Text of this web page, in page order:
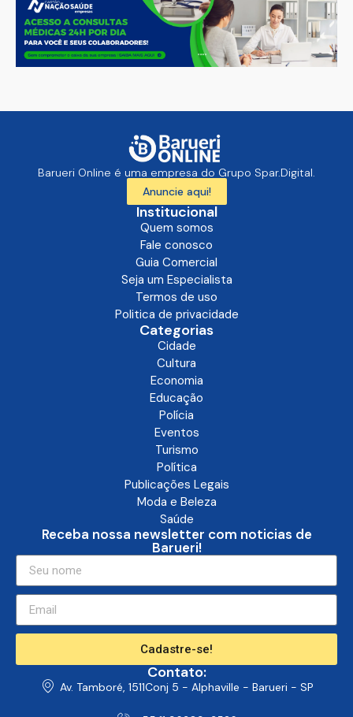
Barueri Online é uma empresa do Grupo Spar.Digital.
Anuncie aqui!
Institucional
Quem somos
Fale conosco
Guia Comercial
Seja um Especialista
Termos de uso
Politica de privacidade
Categorias
Cidade
Cultura
Economia
Educação
Polícia
Eventos
Turismo
Política
Publicações Legais
Moda e Beleza
Saúde
Receba nossa newsletter com noticias de
Barueri!
Cadastre-se!
Contato:
Av. Tamboré, 1511Conj 5 - Alphaville - Barueri - SP